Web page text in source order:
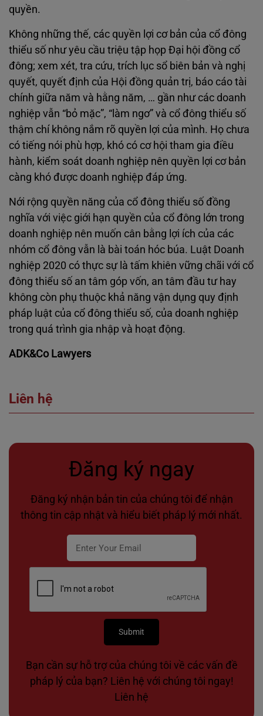
quyền.
Không những thế, các quyền lợi cơ bản của cổ đông
thiểu số như yêu cầu triệu tập họp Đại hội đồng cổ
đông; xem xét, tra cứu, trích lục sổ biên bản và nghị
quyết, quyết định của Hội đồng quản trị, báo cáo tài
chính giữa năm và hằng năm, … gần như các doanh
nghiệp vẫn “bỏ mặc”, “làm ngơ” và cổ đông thiểu số
thậm chí không nắm rõ quyền lợi của mình. Họ chưa
có tiếng nói phù hợp, khó có cơ hội tham gia điều
hành, kiểm soát doanh nghiệp nên quyền lợi cơ bản
càng khó được doanh nghiệp đáp ứng.
Nới rộng quyền năng của cổ đông thiểu số đồng
nghĩa với việc giới hạn quyền của cổ đông lớn trong
doanh nghiệp nên muốn cân bằng lợi ích của các
nhóm cổ đông vẫn là bài toán hóc búa. Luật Doanh
nghiệp 2020 có thực sự là tấm khiên vững chãi với cổ
đông thiểu số an tâm góp vốn, an tâm đầu tư hay
không còn phụ thuộc khả năng vận dụng quy định
pháp luật của cổ đông thiểu số, của doanh nghiệp
trong quá trình gia nhập và hoạt động.
ADK&Co Lawyers
Liên hệ
Đăng ký ngay
Đăng ký nhận bản tin của chúng tôi để nhận
thông tin cập nhật và hiểu biết pháp lý mới nhất.
Bạn cần sự hỗ trợ của chúng tôi về các vấn đề
pháp lý của bạn? Liên hệ với chúng tôi ngay!
Liên hệ